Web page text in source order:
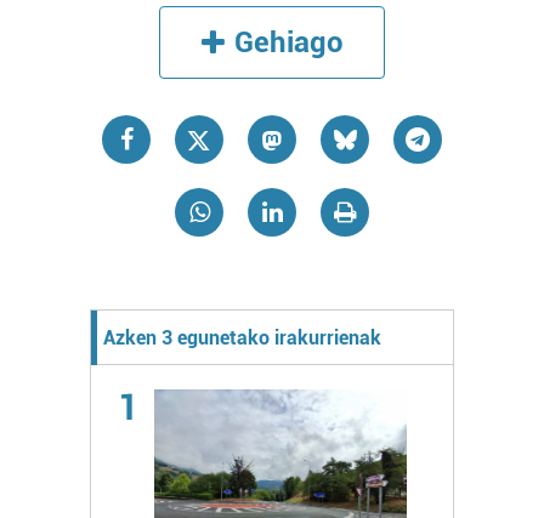
Gehiago
Azken 3 egunetako irakurrienak
1